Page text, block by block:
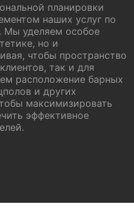
планировки
наших услуг по
Мы уделяем особое
но и
чтобы пространство
так и для
расположение барных
и других
максимизировать
эффективное